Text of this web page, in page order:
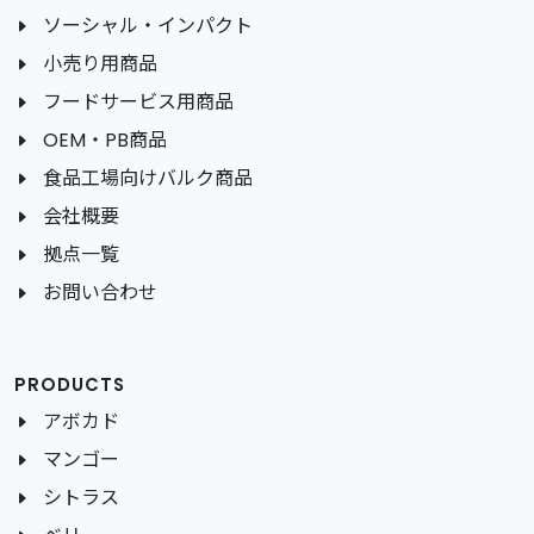
サステイナビリティ
ソーシャル・インパクト
小売り用商品
フードサービス用商品
OEM・PB商品
食品工場向けバルク商品
会社概要
拠点一覧
PRODUCTS
アボカド
マンゴー